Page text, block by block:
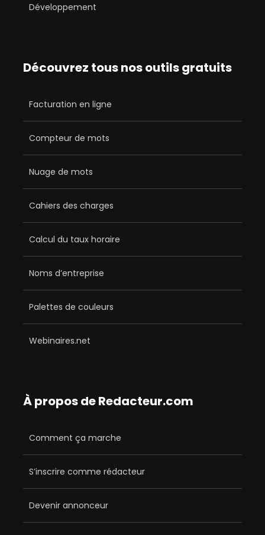
Développement
Découvrez tous nos outils gratuits
Facturation en ligne
Compteur de mots
Nuage de mots
Cahiers des charges
Calcul du taux horaire
Noms d’entreprise
Palettes de couleurs
Webinaires.net
À propos de Redacteur.com
Comment ça marche
S’inscrire comme rédacteur
Devenir annonceur